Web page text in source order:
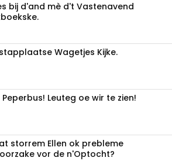
bij d'and mè d't Vastenavend
Wagetjes Kijke.
Peperbus! Leuteg oe wir te zien!
storrem Ellen ok prebleme
vor de n'Optocht?